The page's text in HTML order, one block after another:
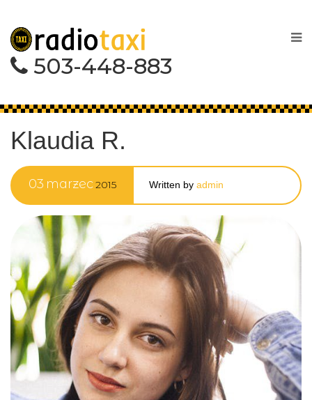
503-448-883
Klaudia R.
03 marzec2015 Written by admin